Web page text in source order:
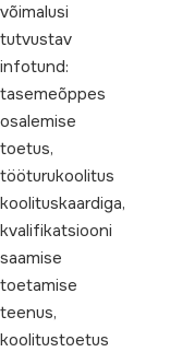
võimalusi
tutvustav
infotund:
tasemeõppes
osalemise
toetus,
tööturukoolitus
koolituskaardiga,
kvalifikatsiooni
saamise
toetamise
teenus,
koolitustoetus